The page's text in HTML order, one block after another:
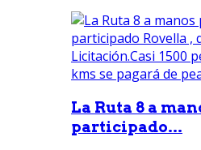
La Ruta 8 a
participado...